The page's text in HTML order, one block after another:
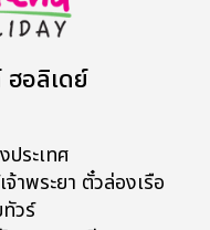
อลิเดย์
ระเทศ
าพระยา ตั๋วล่องเรือ
วร์